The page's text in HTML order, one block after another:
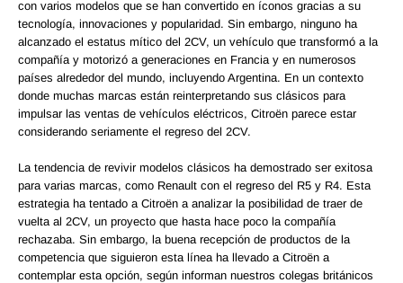
con varios modelos que se han convertido en íconos gracias a su
tecnología, innovaciones y popularidad. Sin embargo, ninguno ha
alcanzado el estatus mítico del 2CV, un vehículo que transformó a la
compañía y motorizó a generaciones en Francia y en numerosos
países alrededor del mundo, incluyendo Argentina. En un contexto
donde muchas marcas están reinterpretando sus clásicos para
impulsar las ventas de vehículos eléctricos, Citroën parece estar
considerando seriamente el regreso del 2CV.
La tendencia de revivir modelos clásicos ha demostrado ser exitosa
para varias marcas, como Renault con el regreso del R5 y R4. Esta
estrategia ha tentado a Citroën a analizar la posibilidad de traer de
vuelta al 2CV, un proyecto que hasta hace poco la compañía
rechazaba. Sin embargo, la buena recepción de productos de la
competencia que siguieron esta línea ha llevado a Citroën a
contemplar esta opción, según informan nuestros colegas británicos